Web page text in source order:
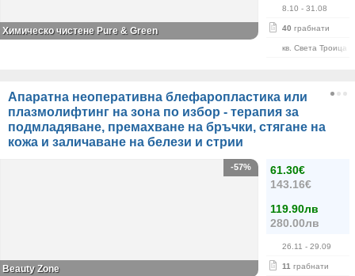
8.10 - 31.08
40 грабнати
кв. Света Троица
Химическо чистене Pure & Green
Апаратна неоперативна блефаропластика или
плазмолифтинг на зона по избор - терапия за
подмладяване, премахване на бръчки, стягане на
кожа и заличаване на белези и стрии
61.30€
143.16€
119.90лв
280.00лв
26.11 - 29.09
11 грабнати
-57%
Beauty Zone